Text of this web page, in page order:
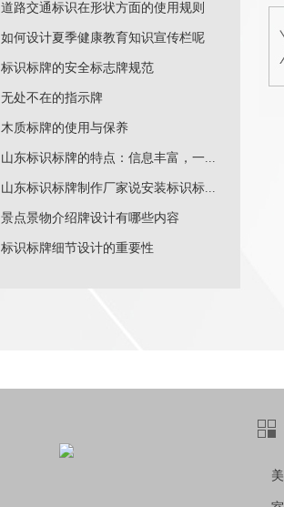
道路交通标识在形状方面的使用规则
如何设计夏季健康教育知识宣传栏呢
标识标牌的安全标志牌规范
无处不在的指示牌
木质标牌的使用与保养
山东标识标牌的特点：信息丰富，一...
山东标识标牌制作厂家说安装标识标...
景点景物介绍牌设计有哪些内容
标识标牌细节设计的重要性